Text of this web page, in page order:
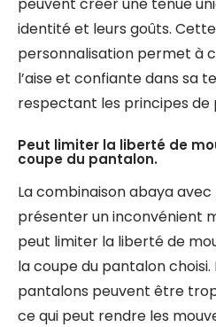
identité et leurs goûts.
personnalisation permet à
l’aise et confiante dans sa
respectant les principes de
Peut limiter la liberté de
coupe du pantalon.
La combinaison abaya
présenter un inconvénient
peut limiter la liberté de
la coupe du pantalon
pantalons peuvent être
ce qui peut rendre les